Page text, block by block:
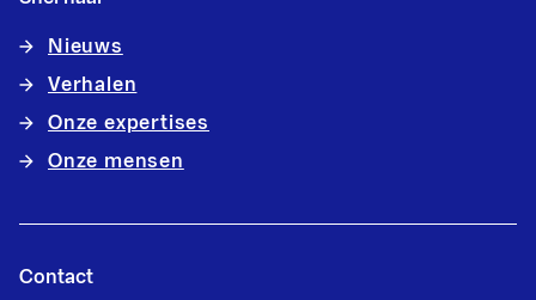
Nieuws
Verhalen
Onze expertises
Onze mensen
Contact